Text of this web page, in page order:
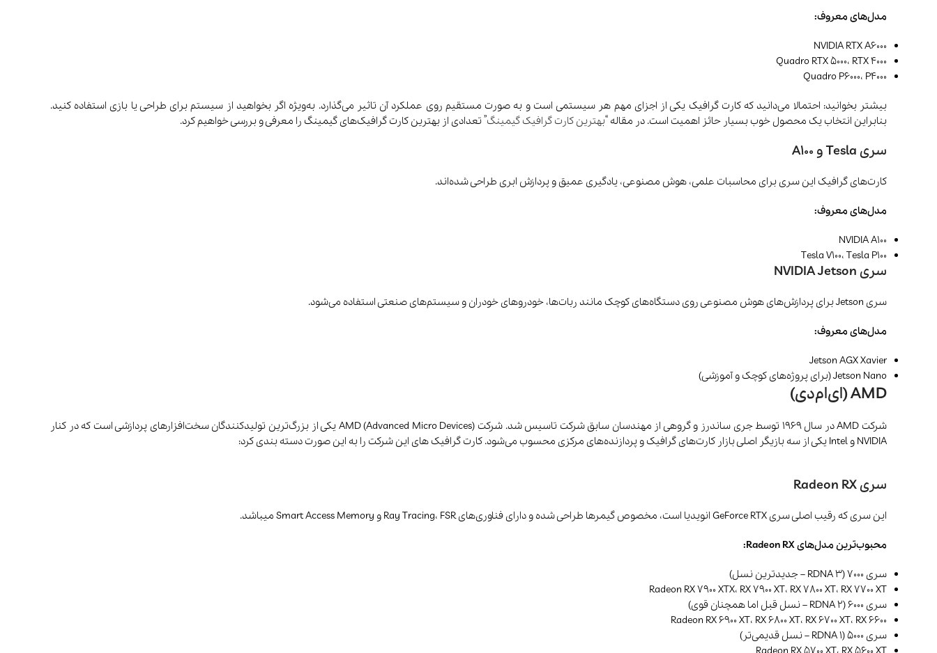
مدل‌های معروف:
NVIDIA RTX A6000
Quadro RTX 5000، RTX 4000
Quadro P6000، P4000
بیشتر بخوانید: احتمالا می‌دانید که کارت گرافیک یکی از اجزای مهم هر سیستمی است و به صورت مستقیم روی عملکرد آن تاثیر می‌گذارد. به‌ویژه اگر بخواهید از سیستم برای طراحی یا بازی استفاده کنید.
بنابراین انتخاب یک محصول خوب بسیار حائز اهمیت است. در مقاله “بهترین کارت گرافیک‌ گیمینگ” تعدادی از بهترین کارت گرافیک‌های گیمینگ را معرفی و بررسی خواهیم کرد.
سری Tesla و A100
کارت‌های گرافیک این سری برای محاسبات علمی، هوش مصنوعی، یادگیری عمیق و پردازش ابری طراحی شده‌اند.
مدل‌های معروف:
NVIDIA A100
Tesla V100، Tesla P100
سری NVIDIA Jetson
سری Jetson برای پردازش‌های هوش مصنوعی روی دستگاه‌های کوچک مانند ربات‌ها، خودروهای خودران و سیستم‌های صنعتی استفاده می‌شود.
مدل‌های معروف:
Jetson AGX Xavier
Jetson Nano (برای پروژه‌های کوچک و آموزشی)
AMD (ای‌ام‌دی)
شرکت AMD در سال 1969 توسط جری ساندرز و گروهی از مهندسان سابق شرکت تاسیس شد. شرکت AMD (Advanced Micro Devices) یکی از بزرگ‌ترین تولیدکنندگان سخت‌افزارهای پردازشی است که در کنار
NVIDIA و Intel یکی از سه بازیگر اصلی بازار کارت‌های گرافیک و پردازنده‌های مرکزی محسوب می‌شود. کارت گرافیک های این شرکت را به این صورت دسته بندی کرد:
سری Radeon RX
این سری که رقیب اصلی سری GeForce RTX انویدیا است، مخصوص گیمرها طراحی شده و دارای فناوری‌های Ray Tracing، FSR و Smart Access Memory میباشد.
محبوب‌ترین مدل‌های Radeon RX:
سری 7000 (RDNA 3 – جدیدترین نسل)
Radeon RX 7900 XTX، RX 7900 XT، RX 7800 XT، RX 7700 XT
سری 6000 (RDNA 2 – نسل قبل اما همچنان قوی)
Radeon RX 6900 XT، RX 6800 XT، RX 6700 XT، RX 6600
سری 5000 (RDNA 1 – نسل قدیمی‌تر)